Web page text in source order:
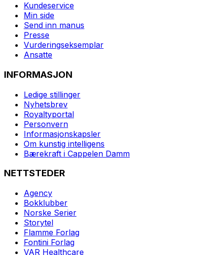
Kundeservice
Min side
Send inn manus
Presse
Vurderingseksemplar
Ansatte
INFORMASJON
Ledige stillinger
Nyhetsbrev
Royaltyportal
Personvern
Informasjonskapsler
Om kunstig intelligens
Bærekraft i Cappelen Damm
NETTSTEDER
Agency
Bokklubber
Norske Serier
Storytel
Flamme Forlag
Fontini Forlag
VAR Healthcare